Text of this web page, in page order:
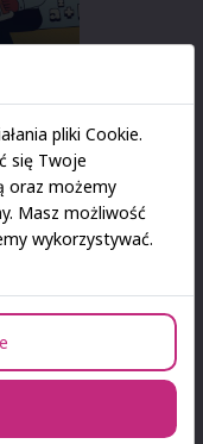
pliki Cookie.
się Twoje
oraz możemy
Masz możliwość
wykorzystywać.